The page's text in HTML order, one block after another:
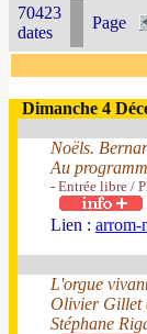
70423
dates
Page
Dimanche 4
Noëls.
Au
- Entrée libre /
Lien : arrom-
L'orgue
Olivier Gillet
Stéphane